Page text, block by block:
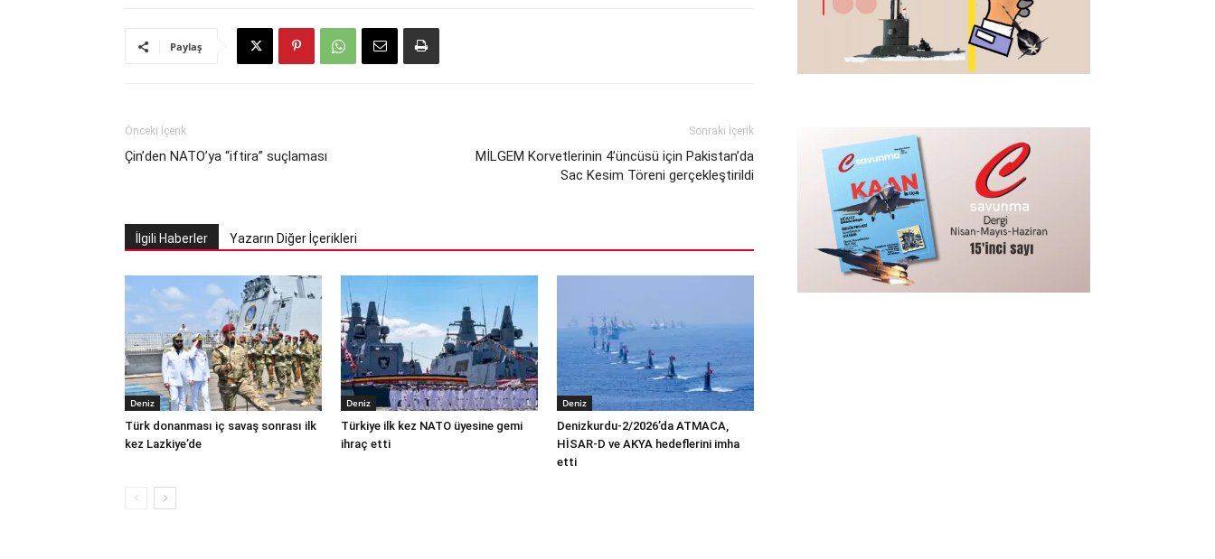
Paylaş
Önceki İçerik
Çin’den NATO’ya “iftira” suçlaması
Sonraki İçerik
MİLGEM Korvetlerinin 4’üncüsü için Pakistan’da
Sac Kesim Töreni gerçekleştirildi
İlgili Haberler Yazarın Diğer İçerikleri
Deniz
Türk donanması iç savaş sonrası ilk
kez Lazkiye’de
Deniz
Türkiye ilk kez NATO üyesine gemi
ihraç etti
Deniz
Denizkurdu-2/2026’da ATMACA,
HİSAR-D ve AKYA hedeflerini imha
etti